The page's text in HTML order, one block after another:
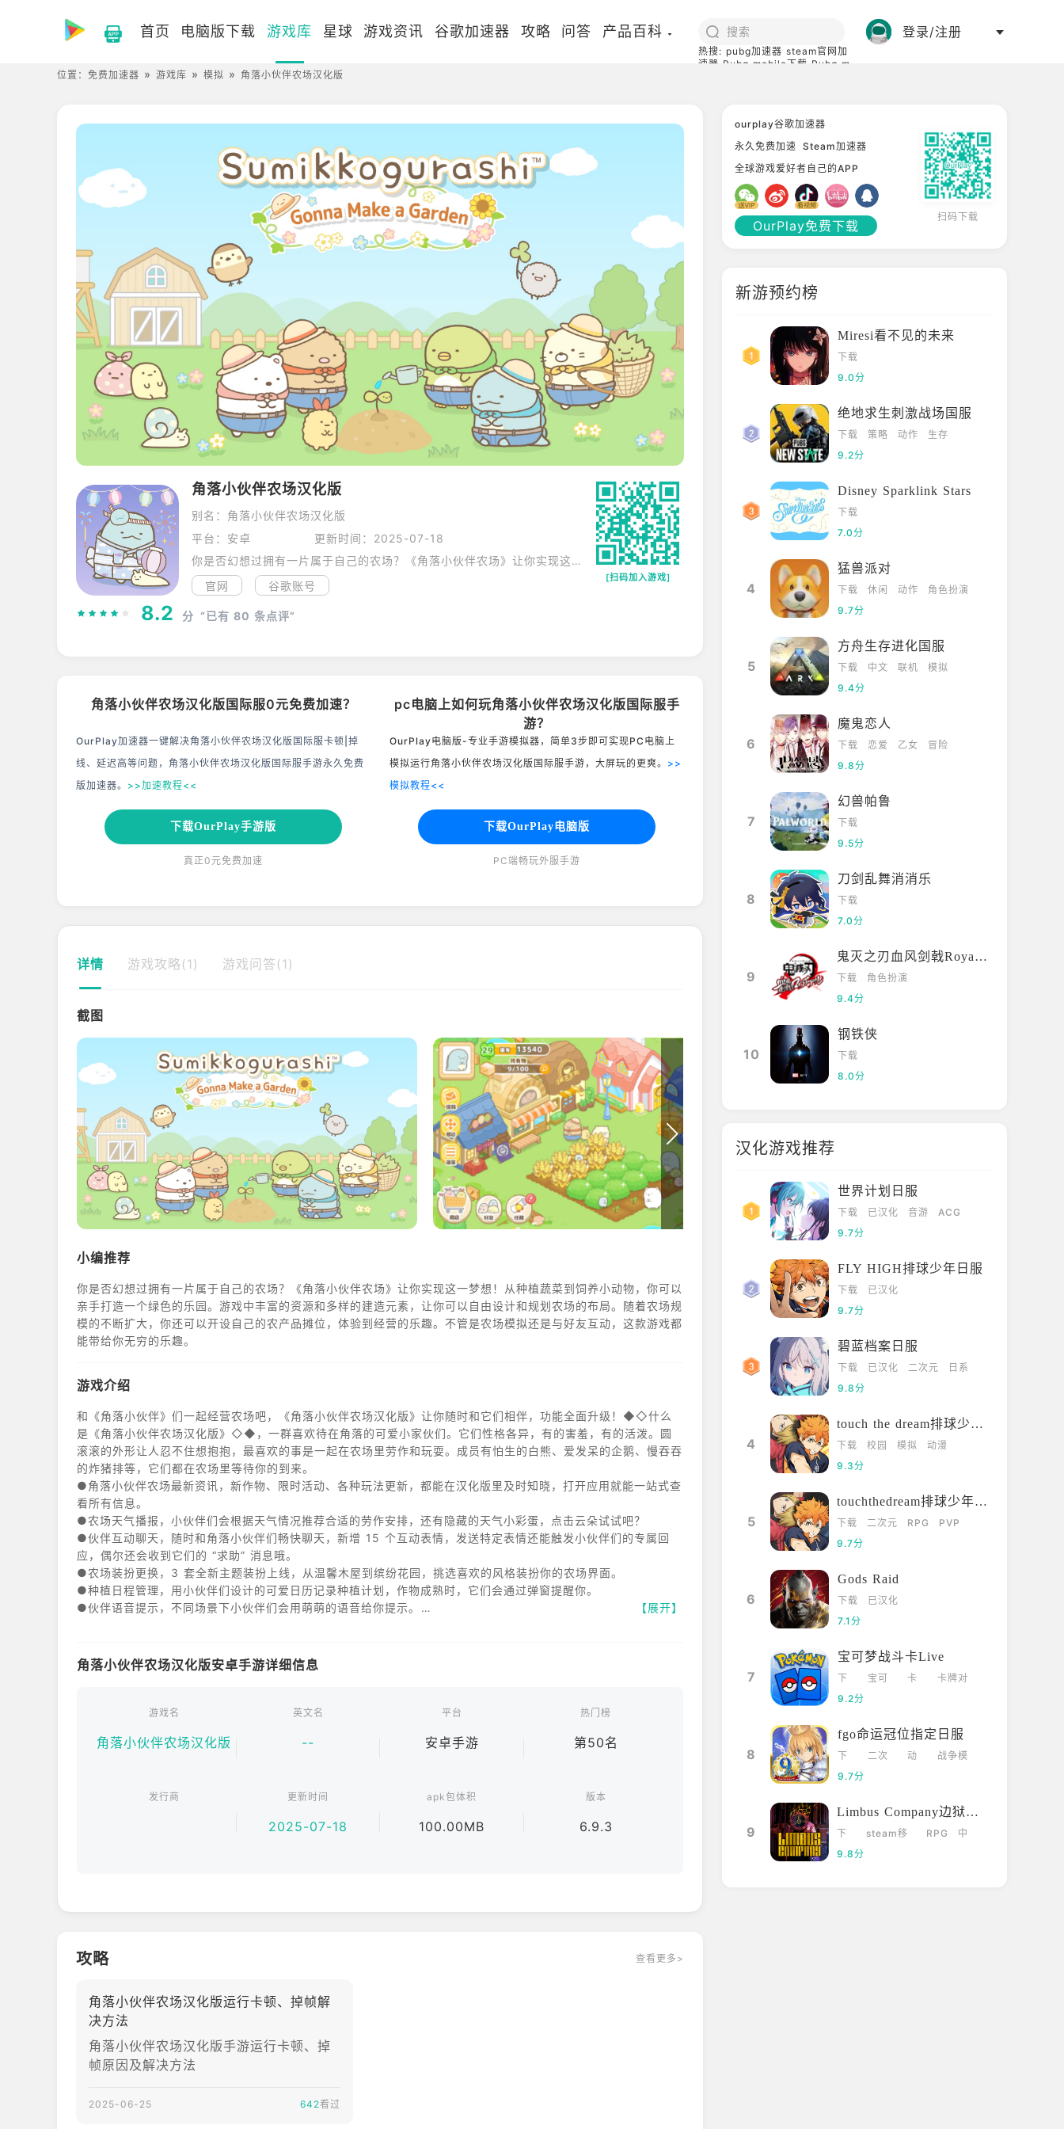
首页 电脑版下载 游戏库 星球 游戏资讯 谷歌加速器 攻略 问答 产品百科
热搜: pubg加速器 steam官网加
速器 Pubg mobile下载 Pubg m
登录/注册
位置： 免费加速器 游戏库 模拟 角落小伙伴农场汉化版
角落小伙伴农场汉化版
别名：角落小伙伴农场汉化版
平台：安卓
更新时间：2025-07-18
你是否幻想过拥有一片属于自己的农场？《角落小伙伴农场》让你实现这一梦想！从种植蔬菜到饲养小动物，你可以亲手打造一个绿色的乐园。游戏中丰富的资源和多样的建造元素，让你可以自由设计和规划农场的布局。随着农场规模的不断扩大，你还可以开设自己的农产品摊位，体验到经营的乐趣。不管是农场模拟还是与好友互动，这款游戏都能带给你无穷的乐趣。
官网
谷歌账号
[扫码加入游戏]
8.2 分 “已有 80 条点评”
角落小伙伴农场汉化版国际服0元免费加速？
OurPlay加速器一键解决角落小伙伴农场汉化版国际服卡顿|掉
线、延迟高等问题，角落小伙伴农场汉化版国际服手游永久免费
版加速器。 >>加速教程<<
下载OurPlay手游版
真正0元免费加速
pc电脑上如何玩角落小伙伴农场汉化版国际服手
游？
OurPlay电脑版-专业手游模拟器，简单3步即可实现PC电脑上
模拟运行角落小伙伴农场汉化版国际服手游，大屏玩的更爽。 >>
模拟教程<<
下载OurPlay电脑版
PC端畅玩外服手游
详情 游戏攻略(1) 游戏问答(1)
截图
小编推荐
你是否幻想过拥有一片属于自己的农场？《角落小伙伴农场》让你实现这一梦想！从种植蔬菜到饲养小动物，你可以
亲手打造一个绿色的乐园。游戏中丰富的资源和多样的建造元素，让你可以自由设计和规划农场的布局。随着农场规
模的不断扩大，你还可以开设自己的农产品摊位，体验到经营的乐趣。不管是农场模拟还是与好友互动，这款游戏都
能带给你无穷的乐趣。
游戏介绍
和《角落小伙伴》们一起经营农场吧，《角落小伙伴农场汉化版》让你随时和它们相伴，功能全面升级！◆◇什么
是《角落小伙伴农场汉化版》◇◆，一群喜欢待在角落的可爱小家伙们。它们性格各异，有的害羞，有的活泼。圆
滚滚的外形让人忍不住想抱抱，最喜欢的事是一起在农场里劳作和玩耍。成员有怕生的白熊、爱发呆的企鹅、慢吞吞
的炸猪排等，它们都在农场里等待你的到来。​
●角落小伙伴农场最新资讯，新作物、限时活动、各种玩法更新，都能在汉化版里及时知晓，打开应用就能一站式查
看所有信息。​
●农场天气播报，小伙伴们会根据天气情况推荐合适的劳作安排，还有隐藏的天气小彩蛋，点击云朵试试吧？​
●伙伴互动聊天，随时和角落小伙伴们畅快聊天，新增 15 个互动表情，发送特定表情还能触发小伙伴们的专属回
应，偶尔还会收到它们的 “求助” 消息哦。​
●农场装扮更换，3 套全新主题装扮上线，从温馨木屋到缤纷花园，挑选喜欢的风格装扮你的农场界面。​
●种植日程管理，用小伙伴们设计的可爱日历记录种植计划，作物成熟时，它们会通过弹窗提醒你。​
●伙伴语音提示，不同场景下小伙伴们会用萌萌的语音给你提示。​
・想和角落小伙伴们日常互动​
・想在闲暇时享受经营乐趣​
【展开】
角落小伙伴农场汉化版安卓手游详细信息
游戏名
角落小伙伴农场汉化版
英文名
--
平台
安卓手游
热门榜
第50名
发行商 更新时间
2025-07-18
apk包体积
100.00MB
版本
6.9.3
攻略 查看更多>
角落小伙伴农场汉化版运行卡顿、掉帧解
决方法
角落小伙伴农场汉化版手游运行卡顿、掉
帧原因及解决方法
2025-06-25 642看过
ourplay谷歌加速器
永久免费加速 Steam加速器
全球游戏爱好者自己的APP
OurPlay免费下载
扫码下载
新游预约榜
Miresi看不见的未来
下载
9.0分
绝地求生刺激战场国服
下载 策略 动作
生存
9.2分
Disney Sparklink Stars
下载
7.0分
4
猛兽派对
下载 休闲 动作
角色扮演
9.7分
5
方舟生存进化国服
下载 中文 联机
模拟
9.4分
6
魔鬼恋人
下载 恋爱 乙女
冒险
9.8分
7
幻兽帕鲁
下载
9.5分
8
刀剑乱舞消消乐
下载
7.0分
9
鬼灭之刃血风剑戟Royale国际服
下载
角色扮演
9.4分
10
钢铁侠
下载
8.0分
汉化游戏推荐
世界计划日服
下载 已汉化 音游
ACG
9.7分
FLY HIGH排球少年日服
下载
已汉化
9.7分
碧蓝档案日服
下载 已汉化 二次元
日系
9.8分
4
touch the dream排球少年韩服
下载 校园 模拟
动漫
9.3分
5
touchthedream排球少年日服
下载 二次元 RPG
PVP
9.7分
6
Gods Raid
下载
已汉化
7.1分
7
宝可梦战斗卡Live
下
载
宝可
卡
卡牌对
9.2分
8
fgo命运冠位指定日服
下
载
二次
动
战争模
9.7分
9
Limbus Company边狱巴士
下
载
steam移
RPG
中
9.8分